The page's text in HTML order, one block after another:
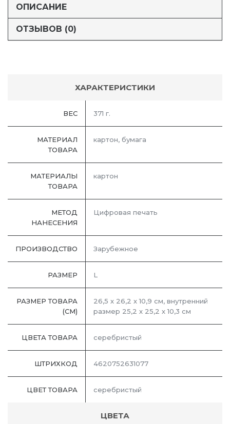
ОПИСАНИЕ
ОТЗЫВОВ (0)
ХАРАКТЕРИСТИКИ
ВЕС 371 г.
МАТЕРИАЛ
ТОВАРА
картон, бумага
МАТЕРИАЛЫ
ТОВАРА
картон
МЕТОД
НАНЕСЕНИЯ
Цифровая печать
ПРОИЗВОДСТВО Зарубежное
РАЗМЕР L
РАЗМЕР ТОВАРА
(СМ)
26,5 х 26,2 х 10,9 см, внутренний
размер 25,2 х 25,2 х 10,3 см
ЦВЕТА ТОВАРА серебристый
ШТРИХКОД 4620752631077
ЦВЕТ ТОВАРА серебристый
ЦВЕТА